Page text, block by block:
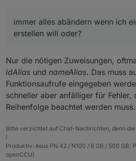
immer alles abändern wenn ich
erstellen will oder?
Nur die nötigen Zuweisungen,
idAlias und nameAlias. Das muss
Funktionsaufrufe eingegeben
schneller aber anfälliger für Fehler,
Reihenfolge beachtet werden muss.
Bitte verzichtet auf Chat-Nachrichten, denn
!
Produktiv: Asus PN 42 / N100 / 8 GB / 500 GB;
openCCU)